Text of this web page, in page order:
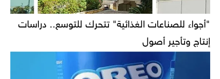
"أجواء للصناعات الغذائية" تتحرك للتوسع.. دراسات
إنتاج وتأجير أصول